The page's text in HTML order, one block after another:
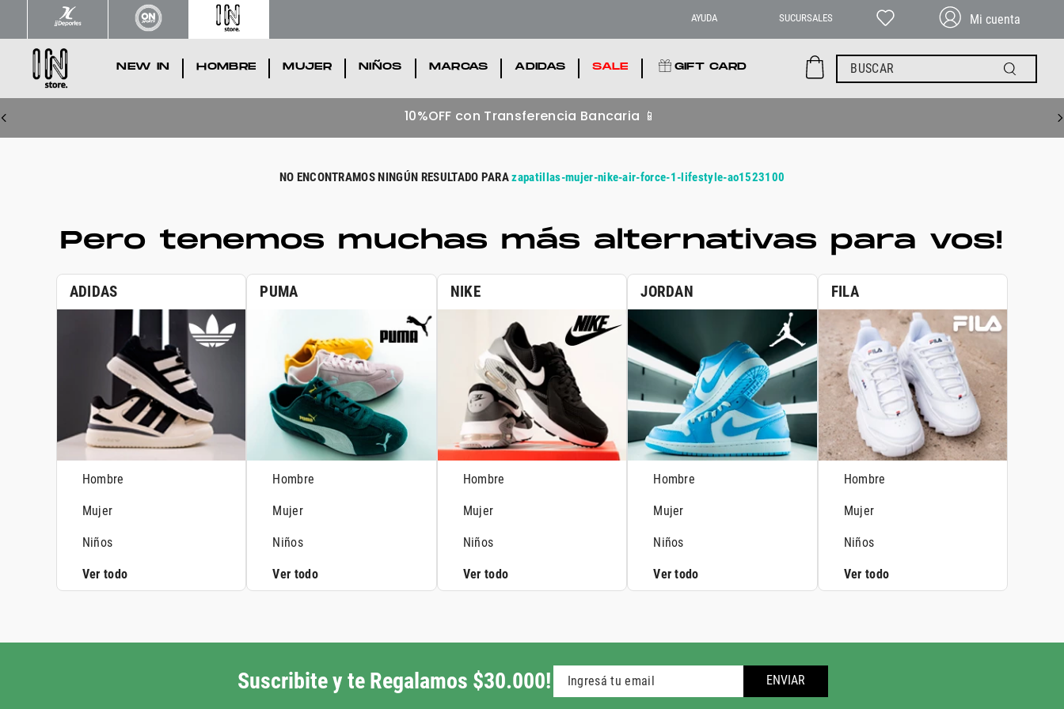
AYUDA SUCURSALES
NEW IN HOMBRE MUJER NIÑOS MARCAS ADIDAS SALE GIFT CARD BUSCAR
10%OFF con Transferencia Bancaria 📱
zapatillas-mujer-nike-air-force-1-lifestyle-ao1523100
Pero tenemos muchas más alternativas para vos!
ADIDAS
Hombre
Mujer
Niños
Ver todo
PUMA
Hombre
Mujer
Niños
Ver todo
NIKE
Hombre
Mujer
Niños
Ver todo
JORDAN
Hombre
Mujer
Niños
Ver todo
FILA
Hombre
Mujer
Niños
Ver todo
Suscribite y te Regalamos $30.000! ENVIAR